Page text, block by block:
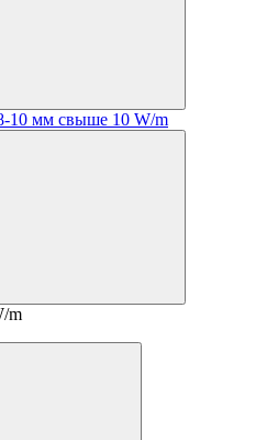
10 мм свыше 10 W/m
m